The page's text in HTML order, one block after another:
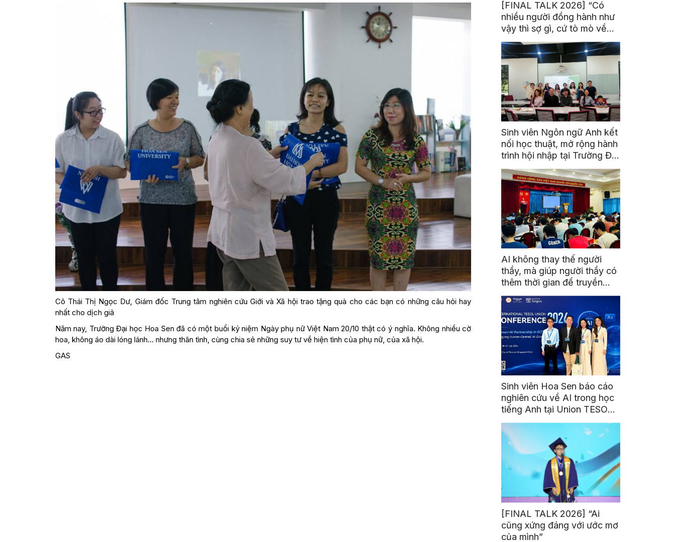
Cô Thái Thị Ngọc Dư, Giám đốc Trung tâm nghiên cứu Giới và Xã hội trao tặng quà cho các bạn có những câu hỏi hay
nhất cho dịch giả
Năm nay, Trường Đại học Hoa Sen đã có một buổi kỷ niệm Ngày phụ nữ Việt Nam 20/10 thật có ý nghĩa. Không nhiều cờ
hoa, không áo dài lóng lánh… nhưng thân tình, cùng chia sẻ những suy tư về hiện tình của phụ nữ, của xã hội.
GAS
[FINAL TALK 2026] “Có
nhiều người đồng hành như
vậy thì sợ gì, cứ tò mò về
thế giới thôi”
Sinh viên Ngôn ngữ Anh kết
nối học thuật, mở rộng hành
trình hội nhập tại Trường Đại
học Quốc gia Malaysia
AI không thay thế người
thầy, mà giúp người thầy có
thêm thời gian để truyền
cảm hứng
Sinh viên Hoa Sen báo cáo
nghiên cứu về AI trong học
tiếng Anh tại Union TESOL
2026 ở Singapore
[FINAL TALK 2026] “Ai
cũng xứng đáng với ước mơ
của mình”